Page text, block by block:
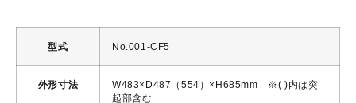
型式 No.001-CF5
外形寸法
W483×D487（554）×H685mm ※( )内は突
起部含む